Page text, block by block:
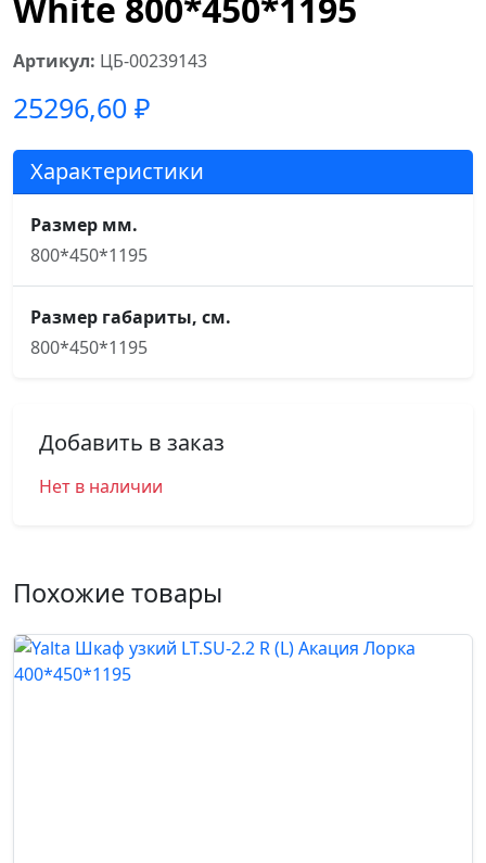
Артикул: ЦБ-00239143
25296,60 ₽
Характеристики
Размер мм.
800*450*1195
Размер габариты, см.
800*450*1195
Добавить в заказ
Нет в наличии
Похожие товары